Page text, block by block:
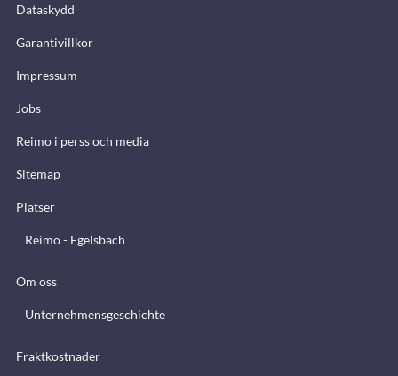
Dataskydd
Garantivillkor
Impressum
Jobs
Reimo i perss och media
Sitemap
Platser
Reimo - Egelsbach
Om oss
Unternehmensgeschichte
Fraktkostnader